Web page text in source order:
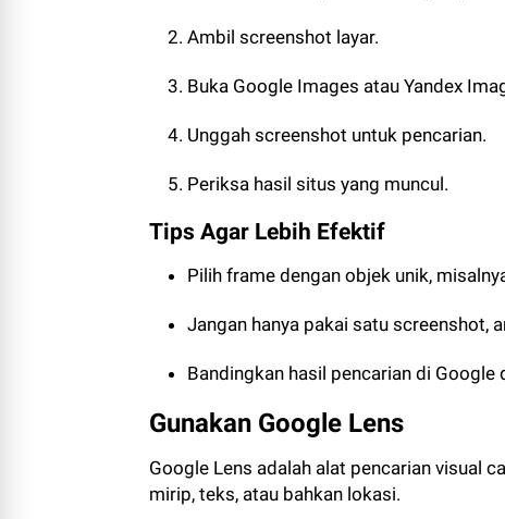
Ambil screenshot layar.
Buka Google Images atau Yandex
Unggah screenshot untuk pencarian.
Periksa hasil situs yang muncul.
Tips Agar Lebih Efektif
Pilih frame dengan objek unik,
Jangan hanya pakai satu screenshot,
Bandingkan hasil pencarian di Google
Gunakan Google Lens
Google Lens adalah alat pencarian visual
mirip, teks, atau bahkan lokasi.